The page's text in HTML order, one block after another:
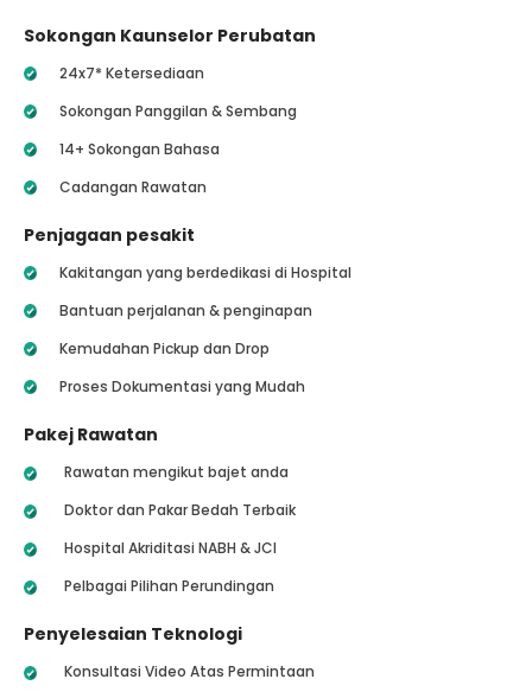
Sokongan Kaunselor Perubatan
24x7* Ketersediaan
Sokongan Panggilan & Sembang
14+ Sokongan Bahasa
Cadangan Rawatan
Penjagaan pesakit
Kakitangan yang berdedikasi di Hospital
Bantuan perjalanan & penginapan
Kemudahan Pickup dan Drop
Proses Dokumentasi yang Mudah
Pakej Rawatan
Rawatan mengikut bajet anda
Doktor dan Pakar Bedah Terbaik
Hospital Akriditasi NABH & JCI
Pelbagai Pilihan Perundingan
Penyelesaian Teknologi
Konsultasi Video Atas Permintaan